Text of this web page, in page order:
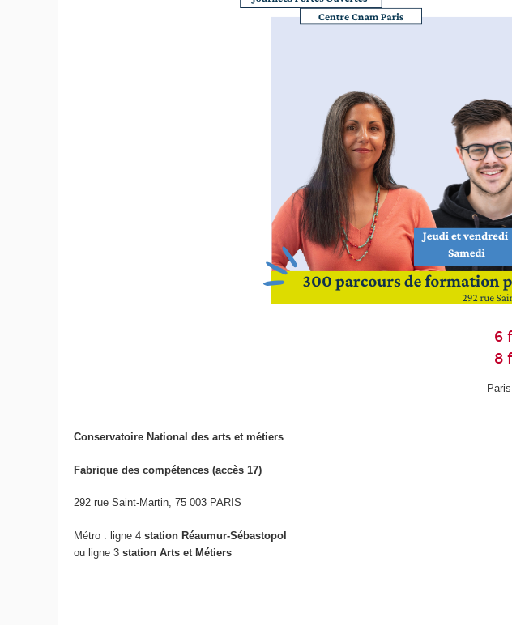
6
8
Conservatoire National des arts et métiers
Fabrique des compétences (accès 17)
292 rue Saint-Martin, 75 003 PARIS
Métro : ligne 4station Réaumur-Sébastopol
ou ligne 3 station Arts et Métiers